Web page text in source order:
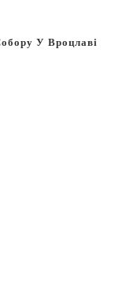
У Вроцлаві